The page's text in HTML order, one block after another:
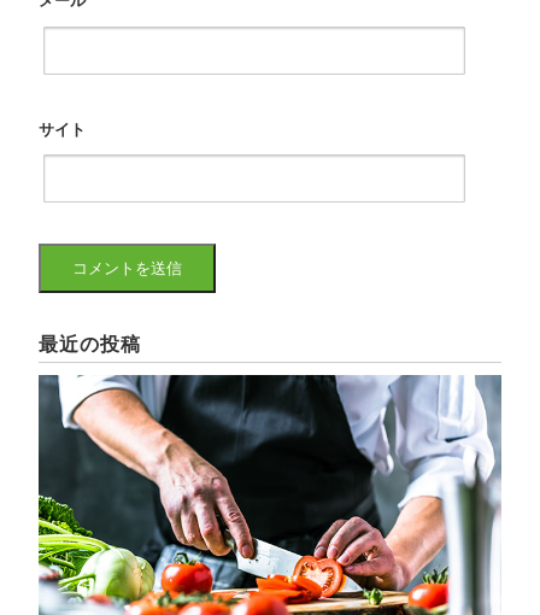
サイト
最近の投稿